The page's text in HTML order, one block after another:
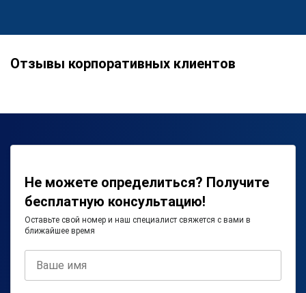
Отзывы корпоративных клиентов
Не можете определиться? Получите
бесплатную консультацию!
Оставьте свой номер и наш специалист свяжется с вами в
ближайшее время